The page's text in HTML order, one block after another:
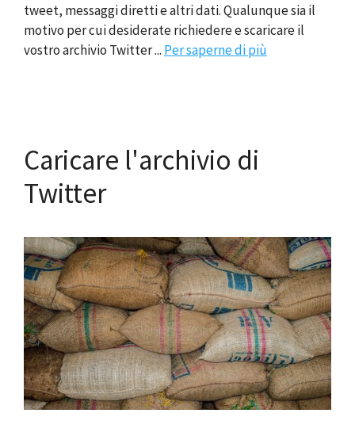
tweet, messaggi diretti e altri dati. Qualunque sia il
motivo per cui desiderate richiedere e scaricare il
vostro archivio Twitter ... Per saperne di più
Caricare l'archivio di
Twitter